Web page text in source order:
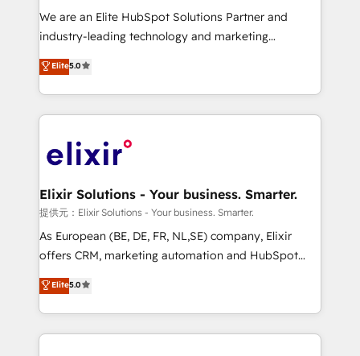
workflows; audit-ready reporting ⚖️ Legal: client
intake; pipeline and document workflows 🛒 E-
revenue automation 🏢 Real Estate: deal pipelines;
portfolio and lifecycle management 🏭
HIPAA-aware; CASL-compliant; GDPR-ready
implementations where required 💡 Why 500+
built to scale.
We are an Elite HubSpot Solutions Partner and
industry-leading technology and marketing
consultancy. Our focus is on enterprise and mid-
market B2B companies globally that want a strategic
approach to execute their goals through creative
applications of our solutions; Technical HubSpot
Design, Migrations + Integrations. Mole Street’s
greatness, which is achieved through creating
absolute clarity, derived from a well-defined
strategy, executed well, and reported on with clear
results. The culture is driven by core values; Joy, Grit,
Mindedness, and Clarity. We are driven to win for the
collective good of the company and its clientele, and
Elite5.0
Elixir Solutions - Your business. Smarter.
提供元：Elixir Solutions - Your business. Smarter.
As European (BE, DE, FR, NL,SE) company, Elixir
offers CRM, marketing automation and HubSpot
integration products and services to mid-market
and enterprise customers. We ensure that your sales,
service and marketing department operates in the
most effective way, while at the same time
Elite5.0